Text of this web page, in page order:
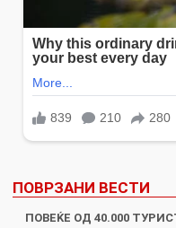
ПОВРЗАНИ ВЕСТИ
ПОВЕЌЕ ОД 40.000